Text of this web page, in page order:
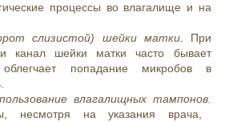
процессы во влагалище и на
слизистой) шейки матки. При
канал шейки матки часто бывает
попадание микробов в
влагалищных тампонов.
несмотря на указания врача,